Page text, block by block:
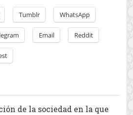
Tumblr WhatsApp
Email Reddit
de la sociedad en la que